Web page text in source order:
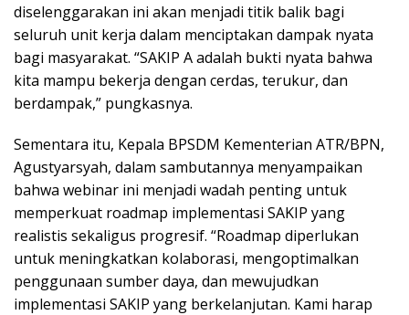
diselenggarakan ini akan menjadi titik balik bagi
seluruh unit kerja dalam menciptakan dampak nyata
bagi masyarakat. “SAKIP A adalah bukti nyata bahwa
kita mampu bekerja dengan cerdas, terukur, dan
berdampak,” pungkasnya.
Sementara itu, Kepala BPSDM Kementerian ATR/BPN,
Agustyarsyah, dalam sambutannya menyampaikan
bahwa webinar ini menjadi wadah penting untuk
memperkuat roadmap implementasi SAKIP yang
realistis sekaligus progresif. “Roadmap diperlukan
untuk meningkatkan kolaborasi, mengoptimalkan
penggunaan sumber daya, dan mewujudkan
implementasi SAKIP yang berkelanjutan. Kami harap